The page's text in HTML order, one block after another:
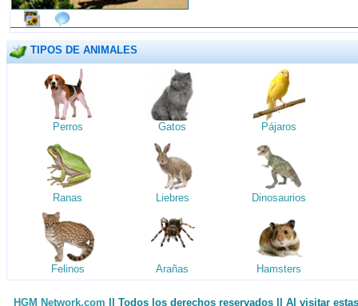
TIPOS DE ANIMALES
Perros Gatos Pájaros
Ranas Liebres Dinosaurios
Felinos Arañas Hamsters
HGM Network.com || Todos los derechos reservados || Al visitar